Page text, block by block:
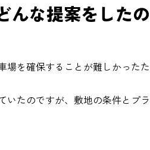
んな提案をした
場を確保することが難しかった
いたのですが、敷地の条件とプ